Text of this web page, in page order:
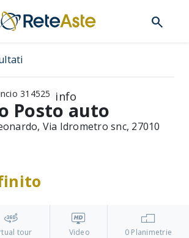
search
314525 info
Posto auto
Via Idrometro snc, 27010
tour Video 0 Planimetrie